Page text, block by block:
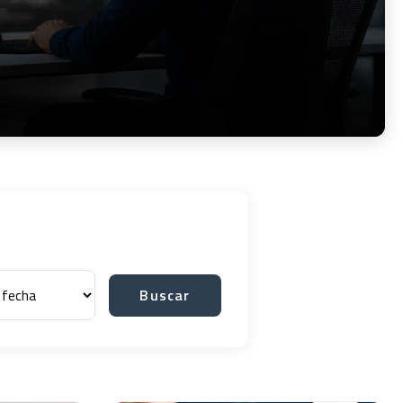
Buscar